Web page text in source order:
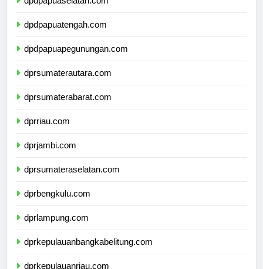
dpdpapuatengah.com
dpdpapuapegunungan.com
dprsumaterautara.com
dprsumaterabarat.com
dprriau.com
dprjambi.com
dprsumateraselatan.com
dprbengkulu.com
dprlampung.com
dprkepulauanbangkabelitung.com
dprkepulauanriau.com